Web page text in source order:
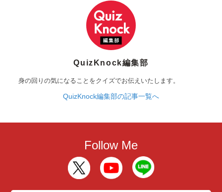
QuizKnock編集部
身の回りの気になることをクイズでお伝えいたします。
QuizKnock編集部の記事一覧へ
Follow Me